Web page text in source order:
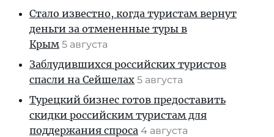
Стало известно, когда туристам вернут
деньги за отмененные туры в
Крым 5 августа
Заблудившихся российских туристов
спасли на Сейшелах 5 августа
Турецкий бизнес готов предоставить
скидки российским туристам для
поддержания спроса 4 августа